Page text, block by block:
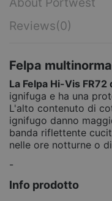
Reviews(0)
Felpa
La Felpa Hi-Vis
ignifuga e ha una
L'alto contenuto di
ignifugo danno
banda riflettente
nelle ore notturne o
-
Info prodotto